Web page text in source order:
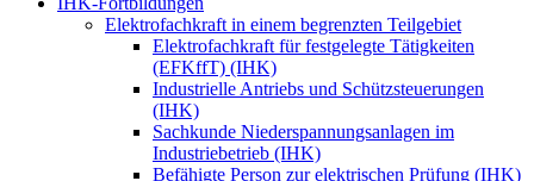
Elektrofachkraft in einem begrenzten Teilgebiet
Elektrofachkraft für festgelegte Tätigkeiten
(EFKffT) (IHK)
Industrielle Antriebs und Schützsteuerungen
(IHK)
Sachkunde Niederspannungsanlagen im
Industriebetrieb (IHK)
Befähigte Person zur elektrischen Prüfung (IHK)